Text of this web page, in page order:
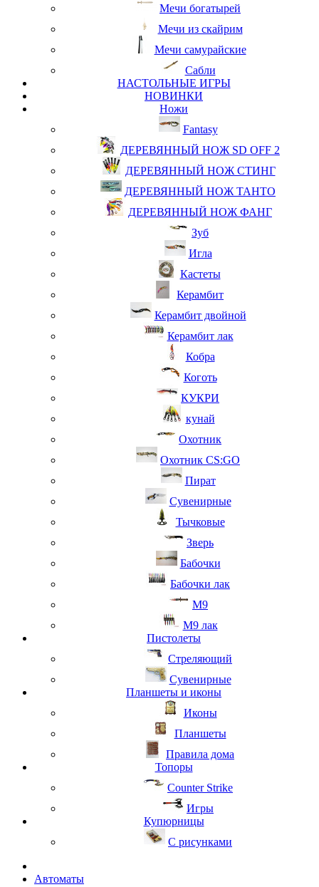
Мечи богатырей
Мечи из скайрим
Мечи самурайские
Сабли
НАСТОЛЬНЫЕ ИГРЫ
НОВИНКИ
Ножи
Fantasy
ДЕРЕВЯННЫЙ НОЖ SD OFF 2
ДЕРЕВЯННЫЙ НОЖ СТИНГ
ДЕРЕВЯННЫЙ НОЖ ТАНТО
ДЕРЕВЯННЫЙ НОЖ ФАНГ
Зуб
Игла
Кастеты
Керамбит
Керамбит двойной
Керамбит лак
Кобра
Коготь
КУКРИ
кунай
Охотник
Охотник CS:GO
Пират
Сувенирные
Тычковые
Зверь
Бабочки
Бабочки лак
М9
M9 лак
Пистолеты
Стреляющий
Сувенирные
Планшеты и иконы
Иконы
Планшеты
Правила дома
Топоры
Counter Strike
Игры
Купюрницы
С рисунками
Автоматы